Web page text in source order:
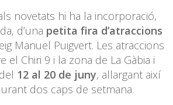
novetats hi ha la incorporació,
d’una petita fira d’atraccions
Manuel Puigvert. Les atraccions
el Chiri 9 i la zona de La Gàbia i
12 al 20 de juny, allargant així
dos caps de setmana.